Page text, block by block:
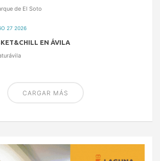
de El Soto
27 2026
EN ÁVILA
CARGAR MÁS